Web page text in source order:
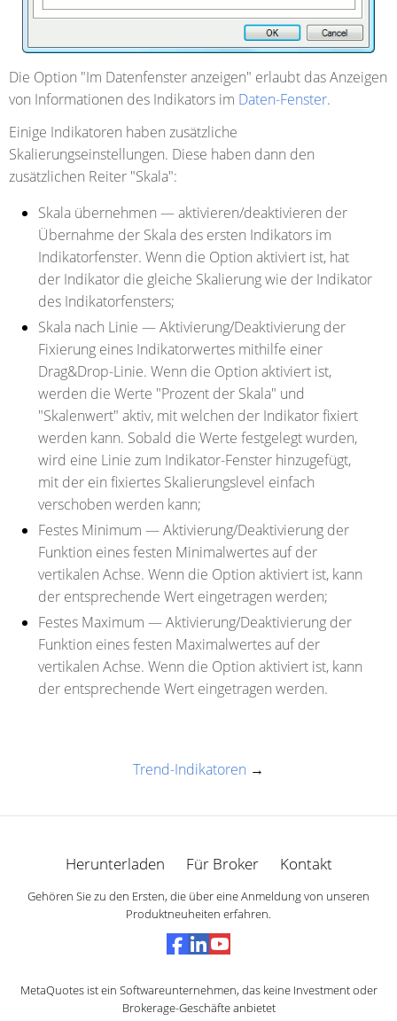
Die Option "Im Datenfenster anzeigen" erlaubt das Anzeigen
von Informationen des Indikators im Daten-Fenster.
Einige Indikatoren haben zusätzliche
Skalierungseinstellungen. Diese haben dann den
zusätzlichen Reiter "Skala":
Skala übernehmen — aktivieren/deaktivieren der
Übernahme der Skala des ersten Indikators im
Indikatorfenster. Wenn die Option aktiviert ist, hat
der Indikator die gleiche Skalierung wie der Indikator
des Indikatorfensters;
Skala nach Linie — Aktivierung/Deaktivierung der
Fixierung eines Indikatorwertes mithilfe einer
Drag&Drop-Linie. Wenn die Option aktiviert ist,
werden die Werte "Prozent der Skala" und
"Skalenwert" aktiv, mit welchen der Indikator fixiert
werden kann. Sobald die Werte festgelegt wurden,
wird eine Linie zum Indikator-Fenster hinzugefügt,
mit der ein fixiertes Skalierungslevel einfach
verschoben werden kann;
Festes Minimum — Aktivierung/Deaktivierung der
Funktion eines festen Minimalwertes auf der
vertikalen Achse. Wenn die Option aktiviert ist, kann
der entsprechende Wert eingetragen werden;
Festes Maximum — Aktivierung/Deaktivierung der
Funktion eines festen Maximalwertes auf der
vertikalen Achse. Wenn die Option aktiviert ist, kann
der entsprechende Wert eingetragen werden.
Trend-Indikatoren →
Herunterladen Für Broker Kontakt
Gehören Sie zu den Ersten, die über eine Anmeldung von unseren
Produktneuheiten erfahren.
MetaQuotes ist ein Softwareunternehmen, das keine Investment oder
Brokerage-Geschäfte anbietet